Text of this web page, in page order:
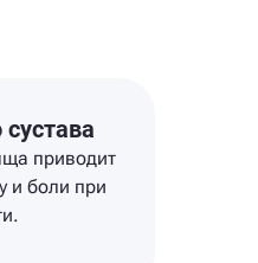
приводит
и боли при